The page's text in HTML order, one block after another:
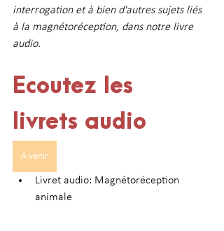
interrogation et à bien d'autres sujets liés
à la magnétoréception, dans notre livre
audio.
Ecoutez les
livrets audio
A venir
Livret audio: Magnétoréception
animale